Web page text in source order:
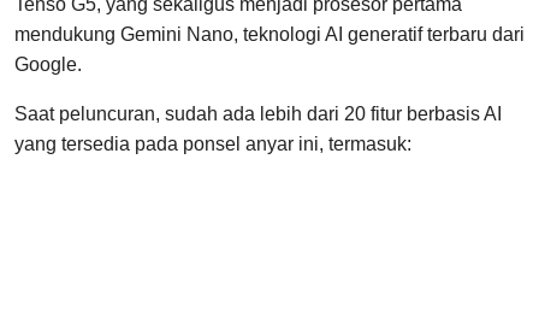
Tenso G5, yang sekaligus menjadi prosesor pertama
mendukung Gemini Nano, teknologi AI generatif terbaru dari
Google.
Saat peluncuran, sudah ada lebih dari 20 fitur berbasis AI
yang tersedia pada ponsel anyar ini, termasuk: